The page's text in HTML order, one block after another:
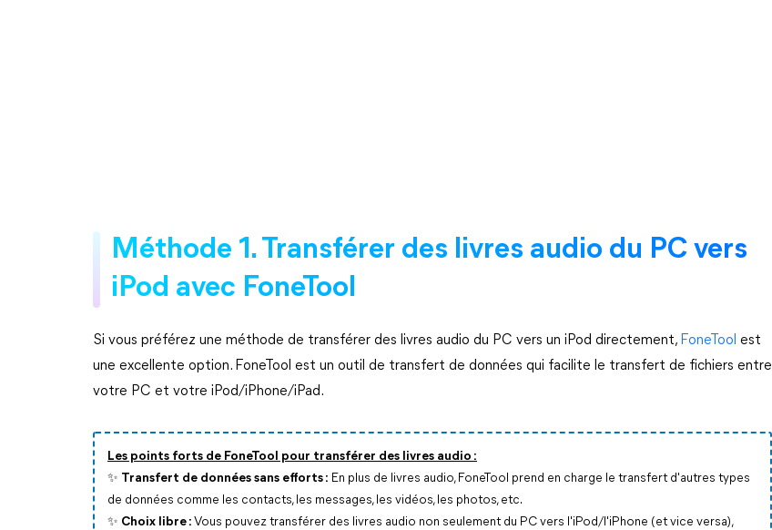
Méthode 1. Transférer des livres audio du PC vers
iPod avec FoneTool
Si vous préférez une méthode de transférer des livres audio du PC vers un iPod directement, FoneTool est
une excellente option. FoneTool est un outil de transfert de données qui facilite le transfert de fichiers entre
votre PC et votre iPod/iPhone/iPad.
Les points forts de FoneTool pour transférer des livres audio :
✨ Transfert de données sans efforts : En plus de livres audio, FoneTool prend en charge le transfert d'autres types
de données comme les contacts, les messages, les vidéos, les photos, etc.
✨ Choix libre : Vous pouvez transférer des livres audio non seulement du PC vers l'iPod/l'iPhone (et vice versa),